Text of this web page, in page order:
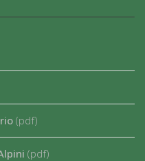
(pdf)
(pdf)